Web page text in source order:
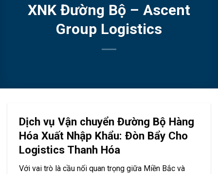
XNK Đường Bộ – Ascent
Group Logistics
Dịch vụ Vận chuyển Đường Bộ Hàng
Hóa Xuất Nhập Khẩu: Đòn Bẩy Cho
Logistics Thanh Hóa
Với vai trò là cầu nối quan trọng giữa Miền Bắc và